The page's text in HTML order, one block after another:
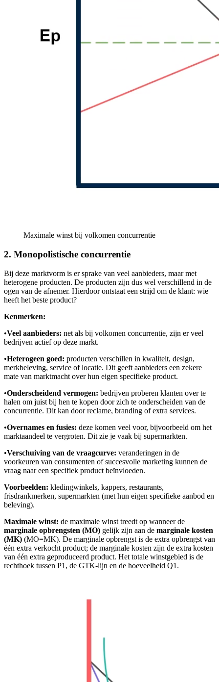
Maximale winst bij volkomen concurrentie
2. Monopolistische concurrentie
Bij deze marktvorm is er sprake van veel aanbieders, maar met
heterogene producten. De producten zijn dus wel verschillend in de
ogen van de afnemer. Hierdoor ontstaat een strijd om de klant: wie
heeft het beste product?
Kenmerken:
•Veel aanbieders: net als bij volkomen concurrentie, zijn er veel
bedrijven actief op deze markt.
•Heterogeen goed: producten verschillen in kwaliteit, design,
merkbeleving, service of locatie. Dit geeft aanbieders een zekere
mate van marktmacht over hun eigen specifieke product.
•Onderscheidend vermogen: bedrijven proberen klanten over te
halen om juist bij hen te kopen door zich te onderscheiden van de
concurrentie. Dit kan door reclame, branding of extra services.
•Overnames en fusies: deze komen veel voor, bijvoorbeeld om het
marktaandeel te vergroten. Dit zie je vaak bij supermarkten.
•Verschuiving van de vraagcurve: veranderingen in de
voorkeuren van consumenten of succesvolle marketing kunnen de
vraag naar een specifiek product beïnvloeden.
Voorbeelden: kledingwinkels, kappers, restaurants,
frisdrankmerken, supermarkten (met hun eigen specifieke aanbod en
beleving).
Maximale winst: de maximale winst treedt op wanneer de
marginale opbrengsten (MO) gelijk zijn aan de marginale kosten
(MK) (MO=MK). De marginale opbrengst is de extra opbrengst van
één extra verkocht product; de marginale kosten zijn de extra kosten
van één extra geproduceerd product. Het totale winstgebied is de
rechthoek tussen P1, de GTK-lijn en de hoeveelheid Q1.